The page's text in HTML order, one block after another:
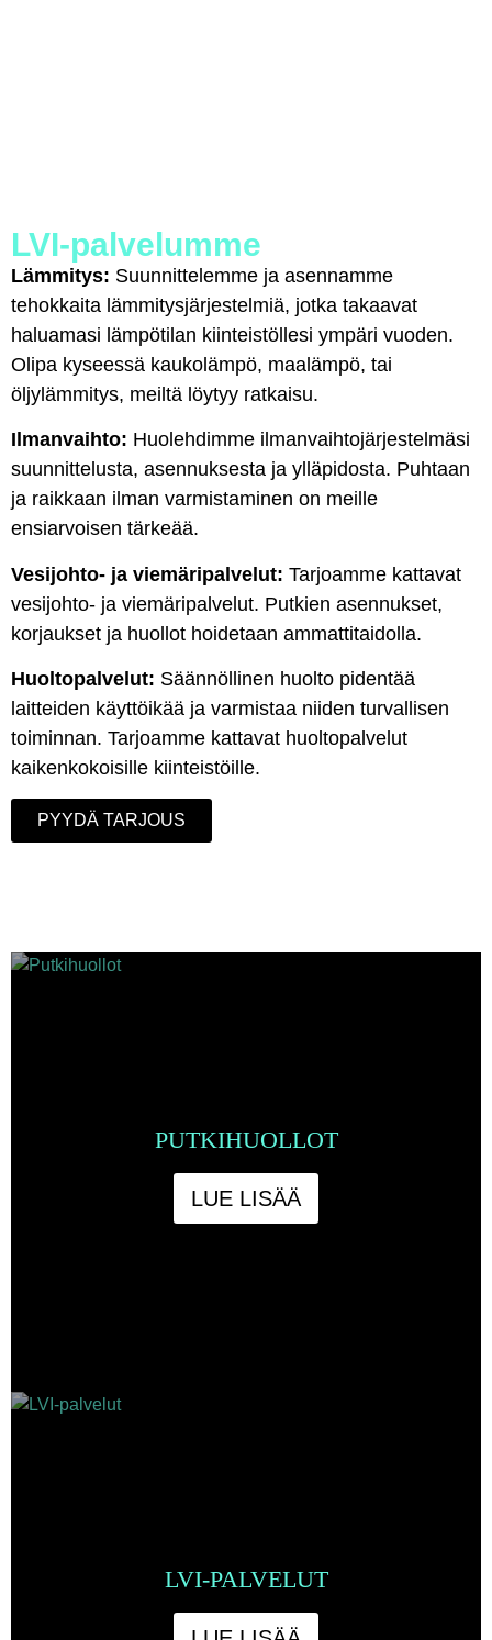
LVI-palvelumme
Lämmitys: Suunnittelemme ja asennamme
tehokkaita lämmitysjärjestelmiä, jotka takaavat
haluamasi lämpötilan kiinteistöllesi ympäri vuoden.
Olipa kyseessä kaukolämpö, maalämpö, tai
öljylämmitys, meiltä löytyy ratkaisu.
Ilmanvaihto: Huolehdimme ilmanvaihtojärjestelmäsi
suunnittelusta, asennuksesta ja ylläpidosta. Puhtaan
ja raikkaan ilman varmistaminen on meille
ensiarvoisen tärkeää.
Vesijohto- ja viemäripalvelut: Tarjoamme kattavat
vesijohto- ja viemäripalvelut. Putkien asennukset,
korjaukset ja huollot hoidetaan ammattitaidolla.
Huoltopalvelut: Säännöllinen huolto pidentää
laitteiden käyttöikää ja varmistaa niiden turvallisen
toiminnan. Tarjoamme kattavat huoltopalvelut
kaikenkokoisille kiinteistöille.
PYYDÄ TARJOUS
PUTKIHUOLLOT
LUE LISÄÄ
LVI-PALVELUT